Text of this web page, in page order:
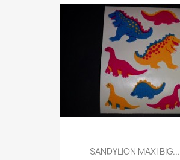
SANDYLION MAXI BIG...